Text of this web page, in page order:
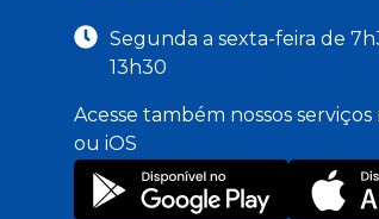
Segunda a sexta-feira de
13h30
Acesse também nossos
ou iOS